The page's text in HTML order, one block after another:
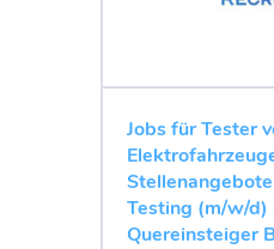
Jobs für Tester
Testing (m/w/d)
Quereinsteiger